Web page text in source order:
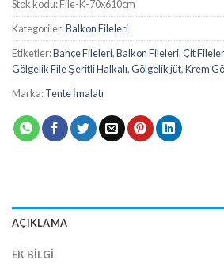
Stok kodu: File-K-70x610cm
Kategoriler:Balkon Fileleri
Etiketler:Bahçe Fileleri,Balkon Fileleri,Çit
Gölgelik File Şeritli Halkalı,Gölgelik jüt,Krem
Marka:Tente İmalatı
AÇIKLAMA
EK BILGI